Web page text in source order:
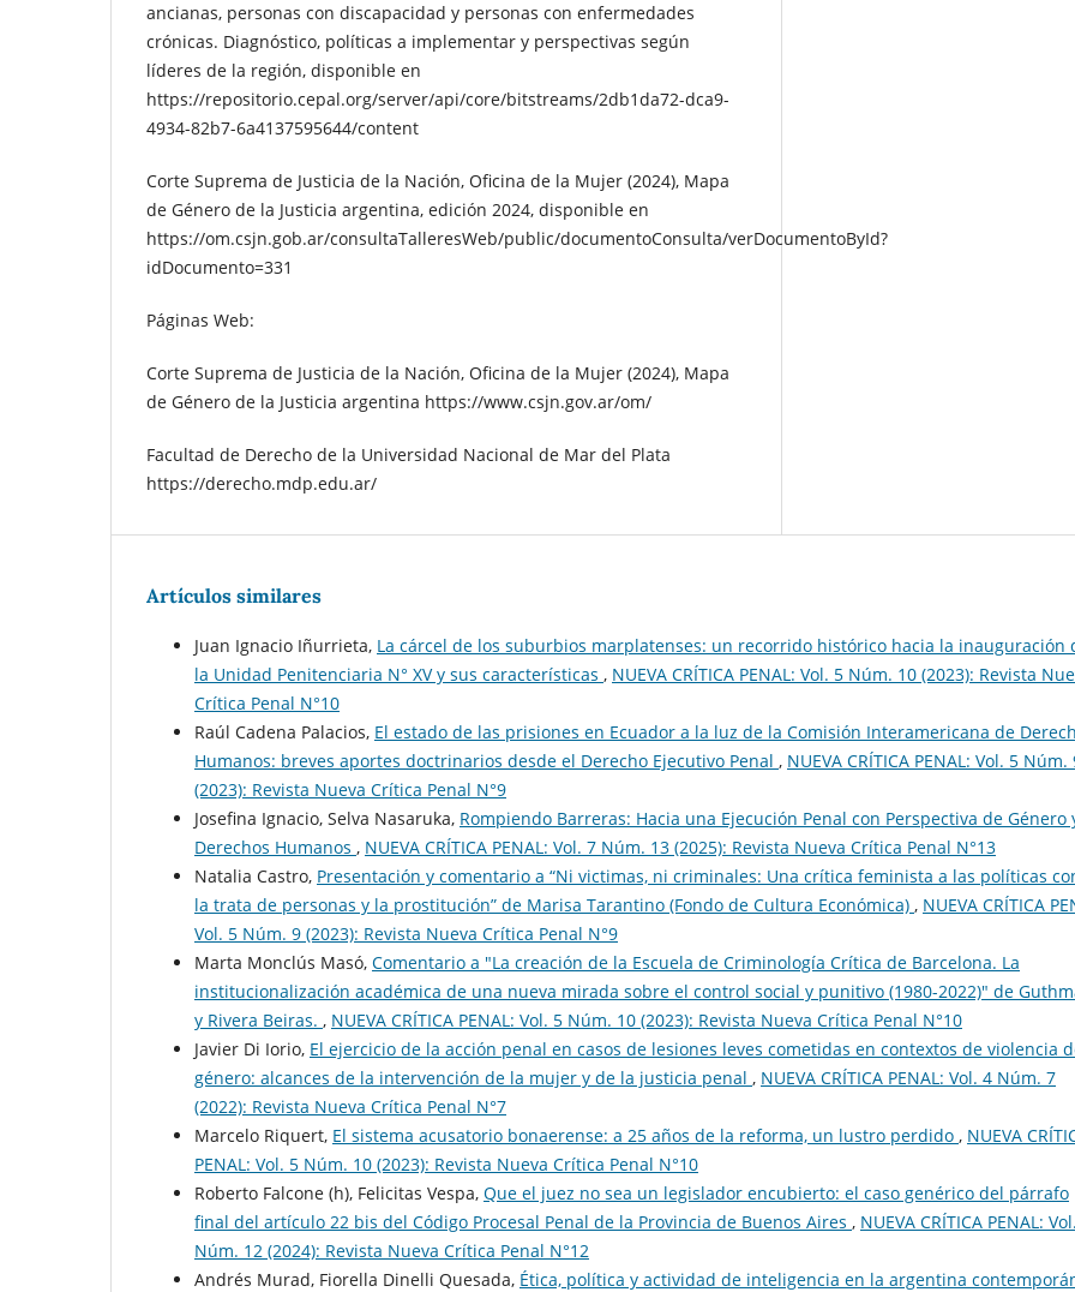
ancianas, personas con discapacidad y personas con enfermedades
crónicas. Diagnóstico, políticas a implementar y perspectivas según
líderes de la región, disponible en
https://repositorio.cepal.org/server/api/core/bitstreams/2db1da72-dca9-
4934-82b7-6a4137595644/content
Corte Suprema de Justicia de la Nación, Oficina de la Mujer (2024), Mapa
de Género de la Justicia argentina, edición 2024, disponible en
https://om.csjn.gob.ar/consultaTalleresWeb/public/documentoConsulta/verDocumentoById?
idDocumento=331
Páginas Web:
Corte Suprema de Justicia de la Nación, Oficina de la Mujer (2024), Mapa
de Género de la Justicia argentina https://www.csjn.gov.ar/om/
Facultad de Derecho de la Universidad Nacional de Mar del Plata
https://derecho.mdp.edu.ar/
Artículos similares
Juan Ignacio Iñurrieta, La cárcel de los suburbios marplatenses: un recorrido histórico hacia la inauguración
la Unidad Penitenciaria N° XV y sus características , NUEVA CRÍTICA PENAL: Vol. 5 Núm. 10 (2023): Revista
Crí­tica Penal N°10
Raúl Cadena Palacios, El estado de las prisiones en Ecuador a la luz de la Comisión Interamericana de
Humanos: breves aportes doctrinarios desde el Derecho Ejecutivo Penal , NUEVA CRÍTICA PENAL: Vol. 5 Núm.
(2023): Revista Nueva Crí­tica Penal N°9
Josefina Ignacio, Selva Nasaruka, Rompiendo Barreras: Hacia una Ejecución Penal con Perspectiva de Género
Derechos Humanos , NUEVA CRÍTICA PENAL: Vol. 7 Núm. 13 (2025): Revista Nueva Crí­tica Penal N°13
Natalia Castro, Presentación y comentario a “Ni victimas, ni criminales: Una crítica feminista a las políticas
la trata de personas y la prostitución” de Marisa Tarantino (Fondo de Cultura Económica) , NUEVA CRÍTICA
Vol. 5 Núm. 9 (2023): Revista Nueva Crí­tica Penal N°9
Marta Monclús Masó, Comentario a "La creación de la Escuela de Criminología Crítica de Barcelona. La
institucionalización académica de una nueva mirada sobre el control social y punitivo (1980-2022)" de
y Rivera Beiras. , NUEVA CRÍTICA PENAL: Vol. 5 Núm. 10 (2023): Revista Nueva Crí­tica Penal N°10
Javier Di Iorio, El ejercicio de la acción penal en casos de lesiones leves cometidas en contextos de violencia
género: alcances de la intervención de la mujer y de la justicia penal , NUEVA CRÍTICA PENAL: Vol. 4 Núm. 7
(2022): Revista Nueva Crítica Penal N°7
Marcelo Riquert, El sistema acusatorio bonaerense: a 25 años de la reforma, un lustro perdido , NUEVA
PENAL: Vol. 5 Núm. 10 (2023): Revista Nueva Crí­tica Penal N°10
Roberto Falcone (h), Felicitas Vespa, Que el juez no sea un legislador encubierto: el caso genérico del párrafo
final del artículo 22 bis del Código Procesal Penal de la Provincia de Buenos Aires , NUEVA CRÍTICA PENAL:
Núm. 12 (2024): Revista Nueva Crí­tica Penal N°12
Andrés Murad, Fiorella Dinelli Quesada, Ética, política y actividad de inteligencia en la argentina